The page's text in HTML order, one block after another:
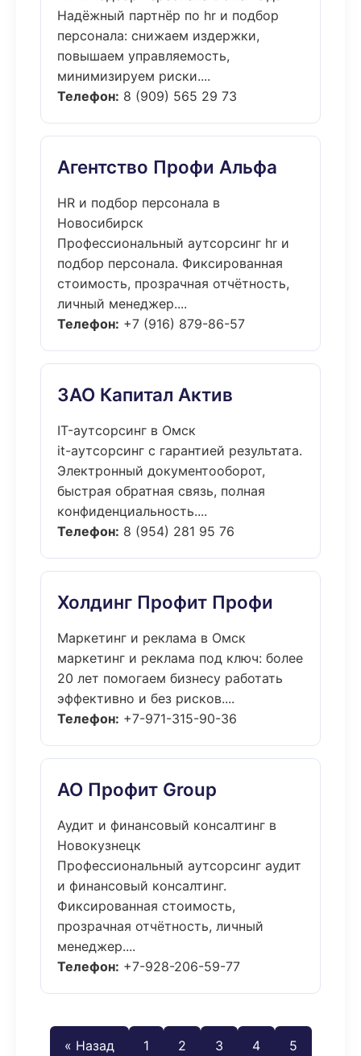
Надёжный партнёр по hr и подбор
персонала: снижаем издержки,
повышаем управляемость,
минимизируем риски....
Телефон: 8 (909) 565 29 73
Агентство Профи Альфа
HR и подбор персонала в
Новосибирск
Профессиональный аутсорсинг hr и
подбор персонала. Фиксированная
стоимость, прозрачная отчётность,
личный менеджер....
Телефон: +7 (916) 879-86-57
ЗАО Капитал Актив
IT-аутсорсинг в Омск
it-аутсорсинг с гарантией результата.
Электронный документооборот,
быстрая обратная связь, полная
конфиденциальность....
Телефон: 8 (954) 281 95 76
Холдинг Профит Профи
Маркетинг и реклама в Омск
маркетинг и реклама под ключ: более
20 лет помогаем бизнесу работать
эффективно и без рисков....
Телефон: +7-971-315-90-36
АО Профит Group
Аудит и финансовый консалтинг в
Новокузнецк
Профессиональный аутсорсинг аудит
и финансовый консалтинг.
Фиксированная стоимость,
прозрачная отчётность, личный
менеджер....
Телефон: +7-928-206-59-77
« Назад 1 2 3 4 5